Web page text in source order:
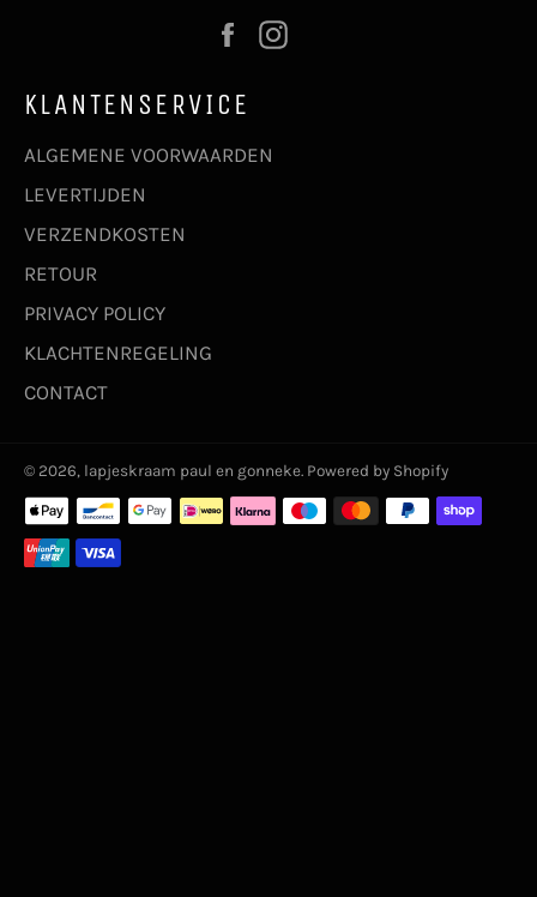
Facebook
KLANTENSERVICE
ALGEMENE VOORWAARDEN
LEVERTIJDEN
VERZENDKOSTEN
RETOUR
PRIVACY POLICY
KLACHTENREGELING
CONTACT
© 2026, lapjeskraam paul en gonneke. Powered by Shopify
Betaalmethoden